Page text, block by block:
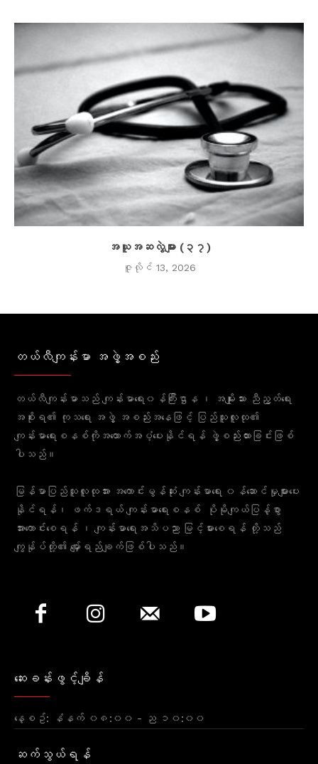
အယူအဆလွဲများ (၃၇)
ဇူလိုင် 13, 2026
တယ်လီကျန်းမာ အဖွဲ့အစည်း
တယ်လီကျန်းမာသည် ကျန်းမာရေး၀န်ကြီးဌာန ၊ အမျိုးသား ညီညွတ်ရေး
အစိုးရ၏ ကုသရေး အဖွဲ့ အစည်းအနေဖြင့် ပြည်သူလူထု၏
ကျန်းမာရေးစနစ်ကိုအထောက်အပံ့ပေးနိုင်ရန် ဖွဲ့စည်းထားခြင်းဖြစ်
ပါသည်။
မြန်မာပြည်သူလူထုအား အကောင်းမွန်ဆုံး ကျန်းမာရေး ၀န်ဆောင်မှုများပေး
နိုင်ရန်၊ ဖက်ဒရယ် ကျန်းမာရေးစနစ် ပိုမိုကျယ်ပြန့်စွာ
အားကောင်းစေရန် ၊ ကျန်းမာရေးအသိပညာ မြင့်မားစေရန် တို့သည်
ကျွန်ုပ်တို့၏ မျှော်ရည်ချက်ဖြစ်ပါသည်။
ဆေးခန်းဖွင့်ချိန်
နေ့စဥ်: နံနက် ၀၈:၀၀ - ည ၁၀:၀၀
ဆက်သွယ်ရန်